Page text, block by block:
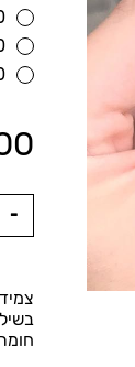
חומר: